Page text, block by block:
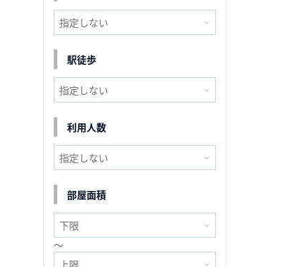
駅徒歩
利用人数
部屋面積
～